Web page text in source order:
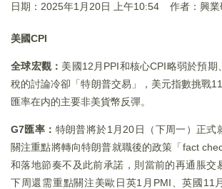
日期：2025年1月20日 上午10:54 作者：興業
美國CPI
全球宏觀： 美國12月PPI和核心CPI略弱於預期
稅的討論冷卻「特朗普交易」，美元指數挑戰
匯率在内的主要非美貨幣反彈。
G7匯率： 特朗普將於1月20日（下周一）正式
關注重點將轉向特朗普就職後的政策「fact
和落地節奏不及此前承諾，則當前的再通脹交
下周還需重點關注美歐日英1月PMI、英國11